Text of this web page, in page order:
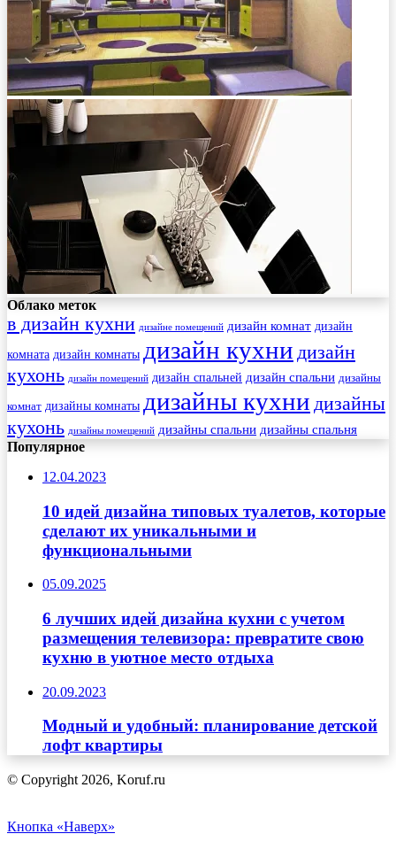
Облако меток
в дизайн кухни дизайне помещений дизайн комнат дизайн
комната дизайн комнаты дизайн кухни дизайн
кухонь дизайн помещений дизайн спальней дизайн спальни дизайны
комнат дизайны комнаты дизайны кухни дизайны
кухонь дизайны помещений дизайны спальни дизайны спальня
Популярное
12.04.2023
10 идей дизайна типовых туалетов, которые
сделают их уникальными и
функциональными
05.09.2025
6 лучших идей дизайна кухни с учетом
размещения телевизора: превратите свою
кухню в уютное место отдыха
20.09.2023
Модный и удобный: планирование детской
лофт квартиры
© Copyright 2026, Koruf.ru
Кнопка «Наверх»